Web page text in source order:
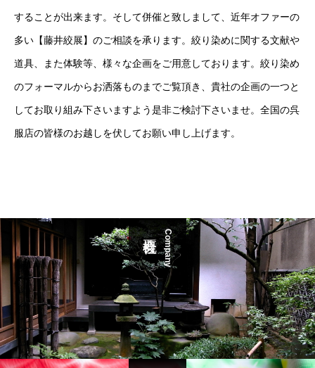
することが出来ます。そして併催と致しまして、近年オファーの
多い【藤井絞展】のご相談を承ります。絞り染めに関する文献や
道具、また体験等、様々な企画をご用意しております。絞り染め
のフォーマルからお洒落ものまでご覧頂き、貴社の企画の一つと
してお取り組み下さいますよう是非ご検討下さいませ。全国の呉
服店の皆様のお越しを伏してお願い申し上げます。
Company